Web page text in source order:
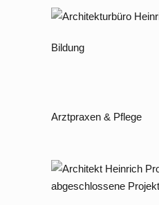
Bildung
Arztpraxen & Pflege